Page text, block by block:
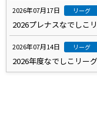
2026年07月17日 リーグ
2026プレナスなでしこ
2026年07月14日 リーグ
2026年度なでしこリー